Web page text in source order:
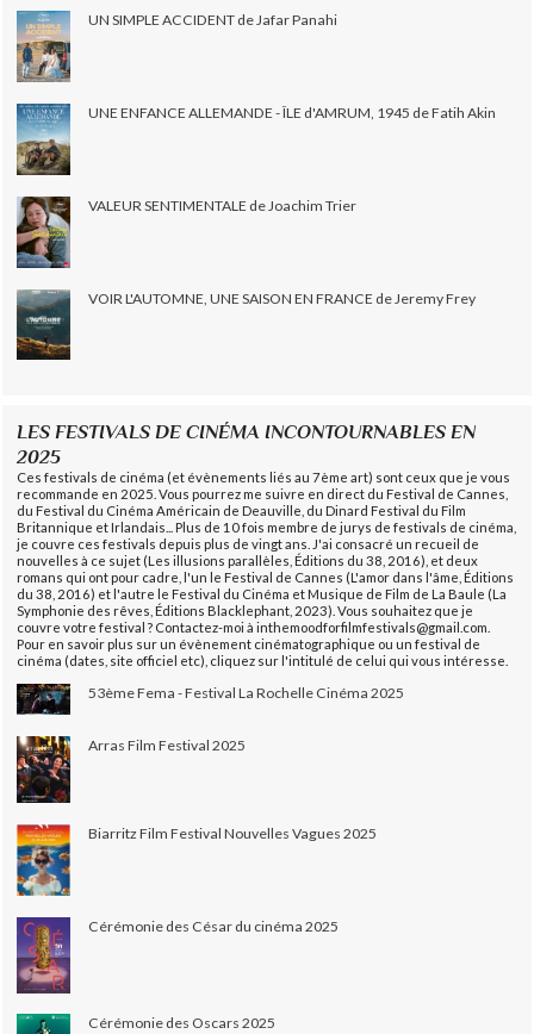
UN SIMPLE ACCIDENT de Jafar Panahi
UNE ENFANCE ALLEMANDE - ÎLE d'AMRUM, 1945 de Fatih Akin
VALEUR SENTIMENTALE de Joachim Trier
VOIR L'AUTOMNE, UNE SAISON EN FRANCE de Jeremy Frey
LES FESTIVALS DE CINÉMA INCONTOURNABLES EN
2025
Ces festivals de cinéma (et évènements liés au 7ème art) sont ceux que je vous
recommande en 2025. Vous pourrez me suivre en direct du Festival de Cannes,
du Festival du Cinéma Américain de Deauville, du Dinard Festival du Film
Britannique et Irlandais... Plus de 10 fois membre de jurys de festivals de cinéma,
je couvre ces festivals depuis plus de vingt ans. J'ai consacré un recueil de
nouvelles à ce sujet (Les illusions parallèles, Éditions du 38, 2016), et deux
romans qui ont pour cadre, l'un le Festival de Cannes (L'amor dans l'âme, Éditions
du 38, 2016) et l'autre le Festival du Cinéma et Musique de Film de La Baule (La
Symphonie des rêves, Éditions Blacklephant, 2023). Vous souhaitez que je
couvre votre festival ? Contactez-moi à inthemoodforfilmfestivals@gmail.com.
Pour en savoir plus sur un évènement cinématographique ou un festival de
cinéma (dates, site officiel etc), cliquez sur l'intitulé de celui qui vous intéresse.
53ème Fema - Festival La Rochelle Cinéma 2025
Arras Film Festival 2025
Biarritz Film Festival Nouvelles Vagues 2025
Cérémonie des César du cinéma 2025
Cérémonie des Oscars 2025